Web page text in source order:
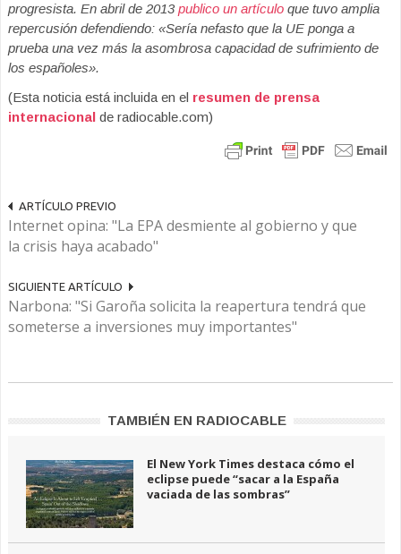
progresista. En abril de 2013publico un artículo que tuvo amplia
repercusión defendiendo: «Sería nefasto que la UE ponga a
prueba una vez más la asombrosa capacidad de sufrimiento de
los españoles».
(Esta noticia está incluida en el resumen de prensa
internacional de radiocable.com)
ARTÍCULO PREVIO
Internet opina: "La EPA desmiente al gobierno y que
la crisis haya acabado"
SIGUIENTE ARTÍCULO
Narbona: "Si Garoña solicita la reapertura tendrá que
someterse a inversiones muy importantes"
TAMBIÉN EN RADIOCABLE
El New York Times destaca cómo el
eclipse puede “sacar a la España
vaciada de las sombras”